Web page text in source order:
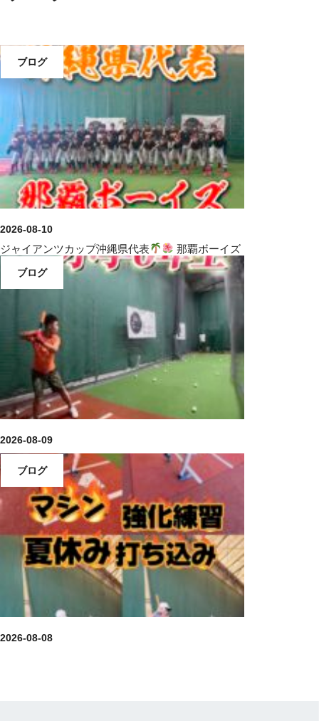
ブログ
2026-08-10
ジャイアンツカップ沖縄県代表 那覇ボーイズ
ブログ
2026-08-09
ブログ
2026-08-08